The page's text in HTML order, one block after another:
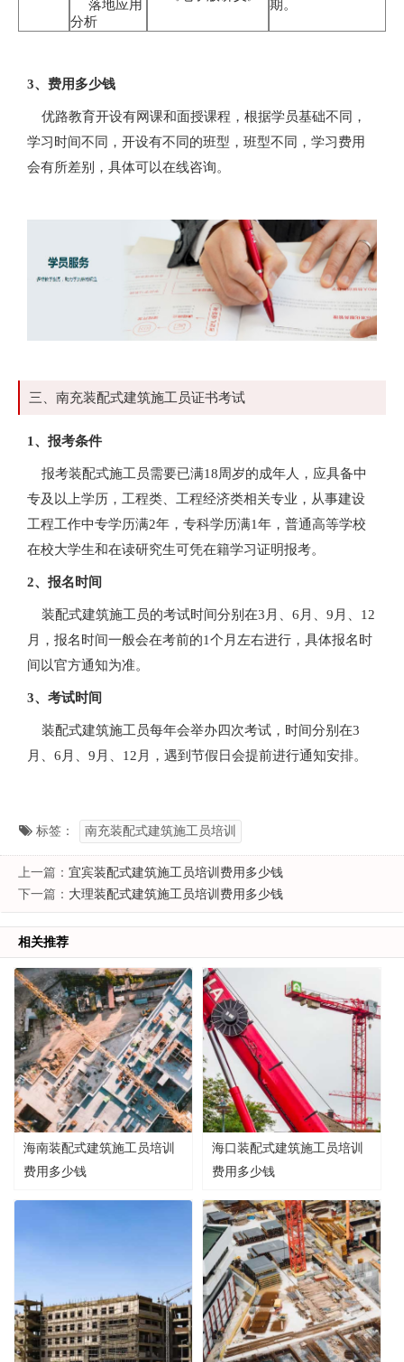
落地应用
分析
期。
3、费用多少钱
优路教育开设有网课和面授课程，根据学员基础不同，
学习时间不同，开设有不同的班型，班型不同，学习费用
会有所差别，具体可以在线咨询。
三、南充装配式建筑施工员证书考试
1、报考条件
报考装配式施工员需要已满18周岁的成年人，应具备中
专及以上学历，工程类、工程经济类相关专业，从事建设
工程工作中专学历满2年，专科学历满1年，普通高等学校
在校大学生和在读研究生可凭在籍学习证明报考。
2、报名时间
装配式建筑施工员的考试时间分别在3月、6月、9月、12
月，报名时间一般会在考前的1个月左右进行，具体报名时
间以官方通知为准。
3、考试时间
装配式建筑施工员每年会举办四次考试，时间分别在3
月、6月、9月、12月，遇到节假日会提前进行通知安排。
标签： 南充装配式建筑施工员培训
上一篇： 宜宾装配式建筑施工员培训费用多少钱
下一篇： 大理装配式建筑施工员培训费用多少钱
相关推荐
海南装配式建筑施工员培训
费用多少钱
海口装配式建筑施工员培训
费用多少钱